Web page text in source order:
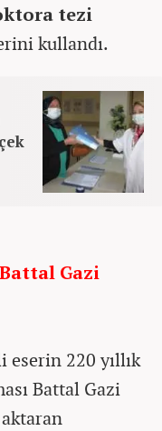
tezi
kullandı.
Gazi
220 yıllık
Battal Gazi